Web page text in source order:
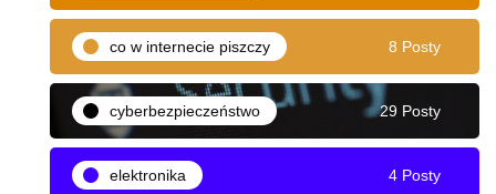
co w internecie piszczy 8 Posty
cyberbezpieczeństwo 29 Posty
elektronika 4 Posty